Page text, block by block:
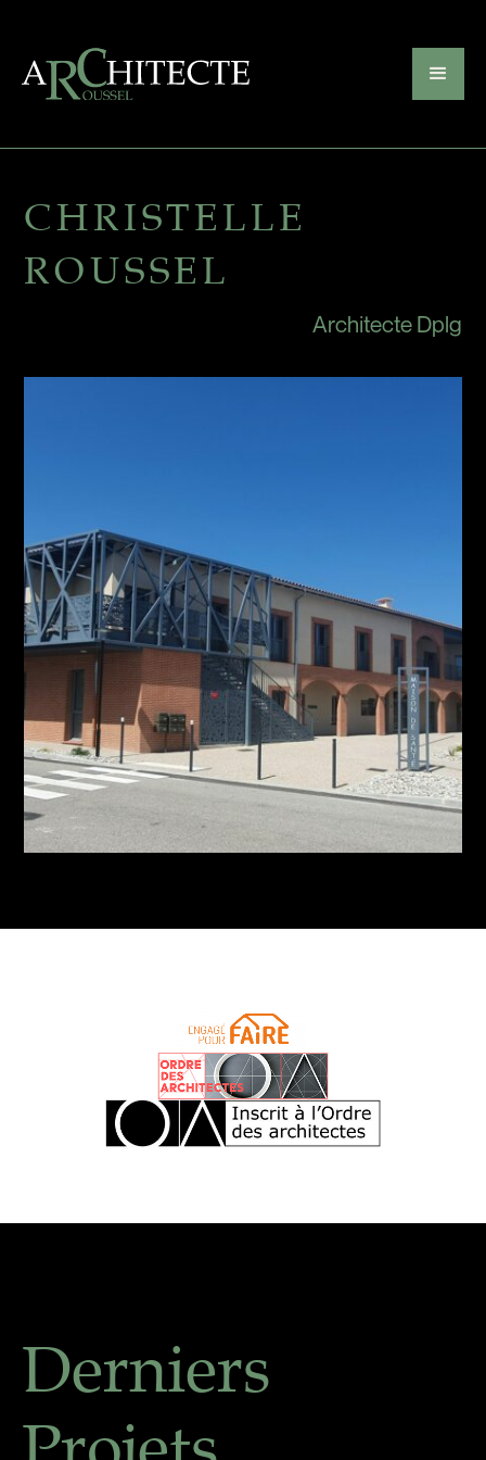
CHRISTELLE
ROUSSEL
Architecte Dplg
Derniers